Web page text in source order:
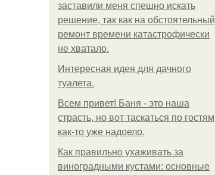
заставили меня спешно искать
решение, так как на обстоятельный
ремонт времени катастрофически
не хватало.
Интересная идея для дачного
туалета.
Всем привет! Баня - это наша
страсть, но вот таскаться по гостям
как-то уже надоело.
Как правильно ухаживать за
виноградными кустами: основные